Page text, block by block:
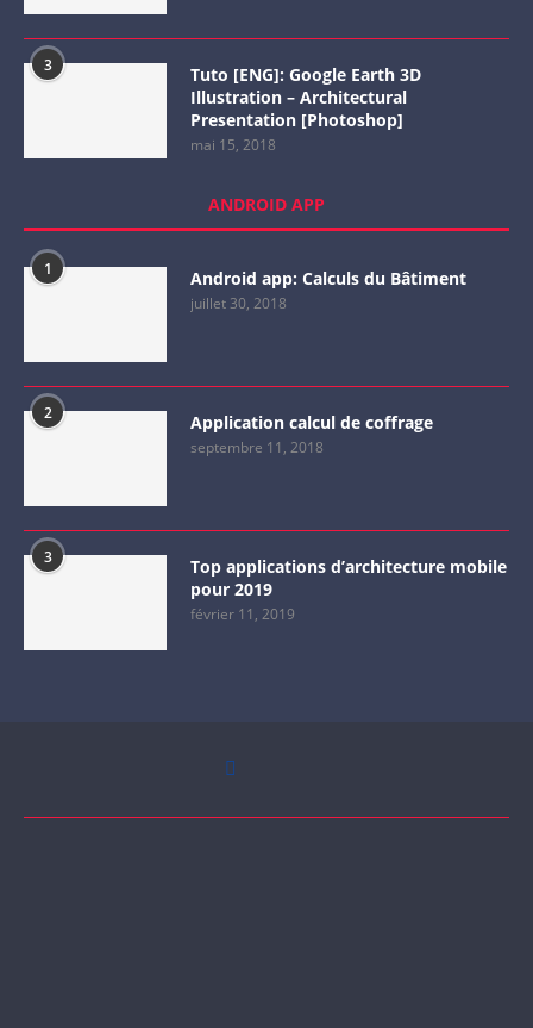
3
Tuto [ENG]: Google Earth 3D
Illustration – Architectural
Presentation [Photoshop]
mai 15, 2018
ANDROID APP
1 Android app: Calculs du Bâtiment
juillet 30, 2018
2 Application calcul de coffrage
septembre 11, 2018
3
Top applications d’architecture mobile
pour 2019
février 11, 2019